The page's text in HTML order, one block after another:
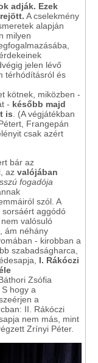
adják. Ezek
A cselekmény
alapján
milyen
jelen lévő
térhódításról és
kötnek, miközben -
- később majd
is . (A végjátékban
Frangepán
csak azért
bár az
az valójában
fogadója
szól. A
aggódó
valósuló
ám néhány
- kirobban a
szabadságharca,
I. Rákóczi
Zsófia
hogy a
a
II. Rákóczi
nem más, mint
Zrínyi Péter.